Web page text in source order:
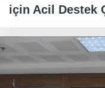
için Acil Destek